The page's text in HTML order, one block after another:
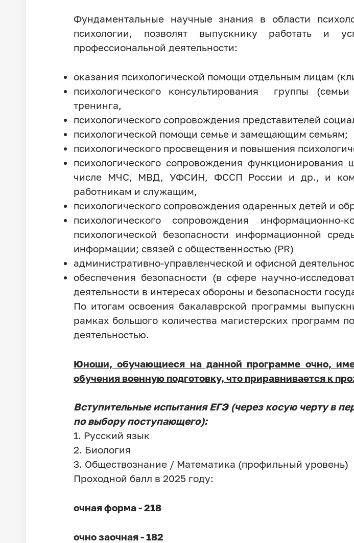
Фундаментальные научные знания в области
психологии, позволят выпускнику работать и
профессиональной деятельности:
оказания психологической помощи отдельным лицам
психологического консультирования группы
тренинга,
психологического сопровождения представителей
психологической помощи семье и замещающим семьям;
психологического просвещения и повышения
психологического сопровождения функционирования
числе МЧС, МВД, УФСИН, ФССП России и др., и
работникам и служащим,
психологического сопровождения одаренных детей и
психологического сопровождения
психологической безопасности информационной
информации; связей с общественностью (PR)
административно-управленческой и офисной
обеспечения безопасности (в сфере научно-
деятельности в интересах обороны и безопасности
По итогам освоения бакалаврской программы
рамках большого количества магистерских программ
деятельностью.
Юноши, обучающиеся на данной программе очно,
обучения военную подготовку, что приравнивается к
Вступительные испытания ЕГЭ (через косую черту в
по выбору поступающего):
1. Русский язык
2. Биология
3. Обществознание / Математика (профильный уровень)
Проходной балл в 2025 году:
очная форма - 218
очно заочная - 182